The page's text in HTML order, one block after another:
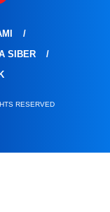
SIBER
RESERVED